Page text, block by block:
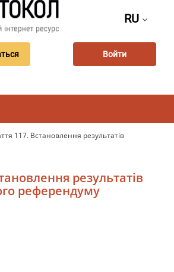
RU
Войти
117. Встановлення результатів
результатів
референдуму